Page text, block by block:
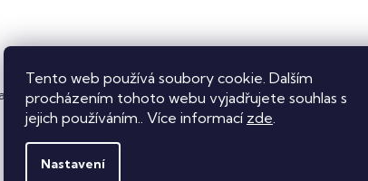
Tento web používá soubory cookie. Dalším
procházením tohoto webu vyjadřujete souhlas s
jejich používáním.. Více informací zde.
Nastavení
vyhrazena.Upravit nastavení cookies